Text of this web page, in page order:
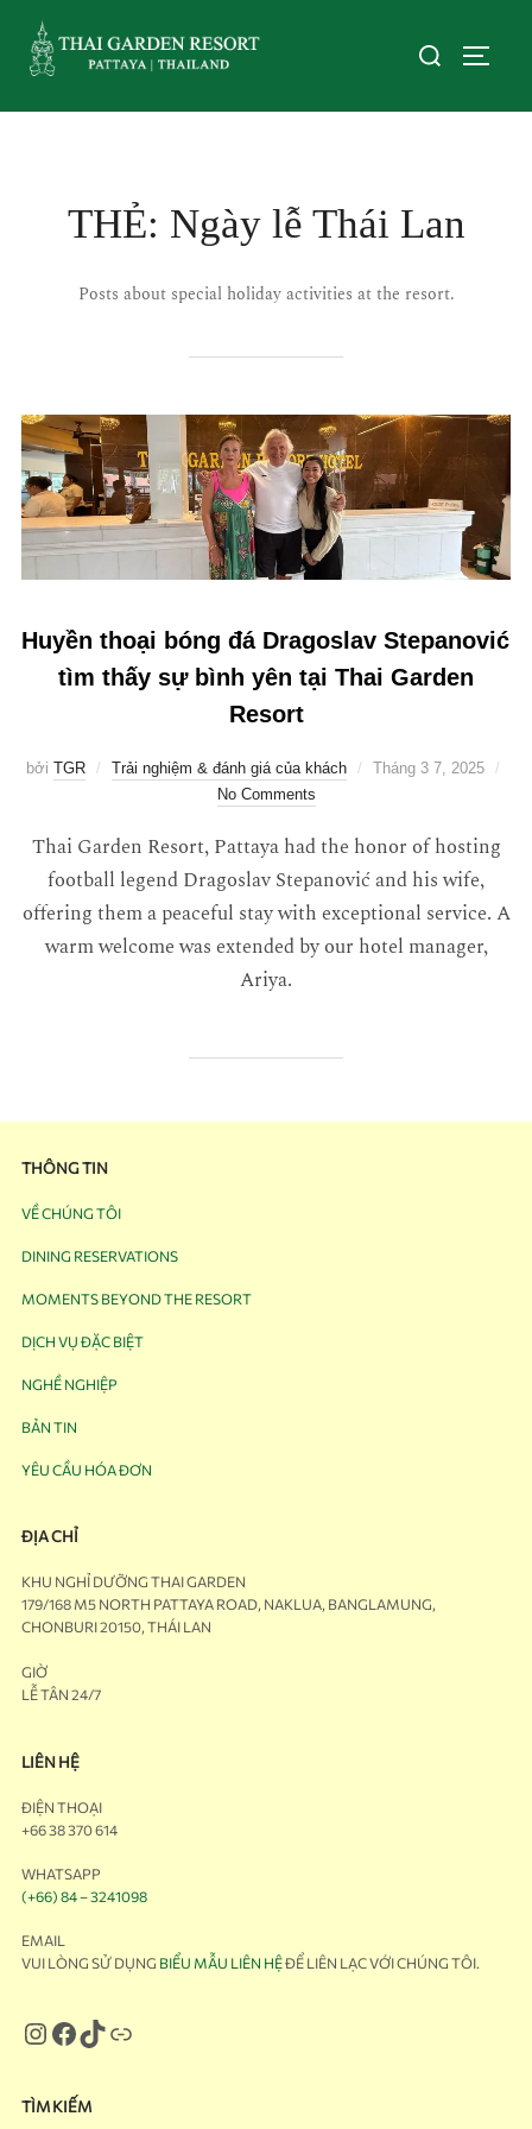
THẺ: Ngày lễ Thái Lan
Posts about special holiday activities at the resort.
Huyền thoại bóng đá Dragoslav Stepanović
tìm thấy sự bình yên tại Thai Garden
Resort
bởi TGR Trải nghiệm & đánh giá của khách
Tháng 3 7, 2025
No Comments
Thai Garden Resort, Pattaya had the honor of hosting
football legend Dragoslav Stepanović and his wife,
offering them a peaceful stay with exceptional service. A
warm welcome was extended by our hotel manager,
Ariya.
THÔNG TIN
VỀ CHÚNG TÔI
DINING RESERVATIONS
MOMENTS BEYOND THE RESORT
DỊCH VỤ ĐẶC BIỆT
NGHỀ NGHIỆP
BẢN TIN
YÊU CẦU HÓA ĐƠN
ĐỊA CHỈ
KHU NGHỈ DƯỠNG THAI GARDEN
179/168 M5 NORTH PATTAYA ROAD, NAKLUA, BANGLAMUNG,
CHONBURI 20150, THÁI LAN
GIỜ
LỄ TÂN 24/7
LIÊN HỆ
ĐIỆN THOẠI
+66 38 370 614
WHATSAPP
(+66) 84 – 3241098
EMAIL
VUI LÒNG SỬ DỤNG BIỂU MẪU LIÊN HỆĐỂ LIÊN LẠC VỚI CHÚNG TÔI.
TÌM KIẾM